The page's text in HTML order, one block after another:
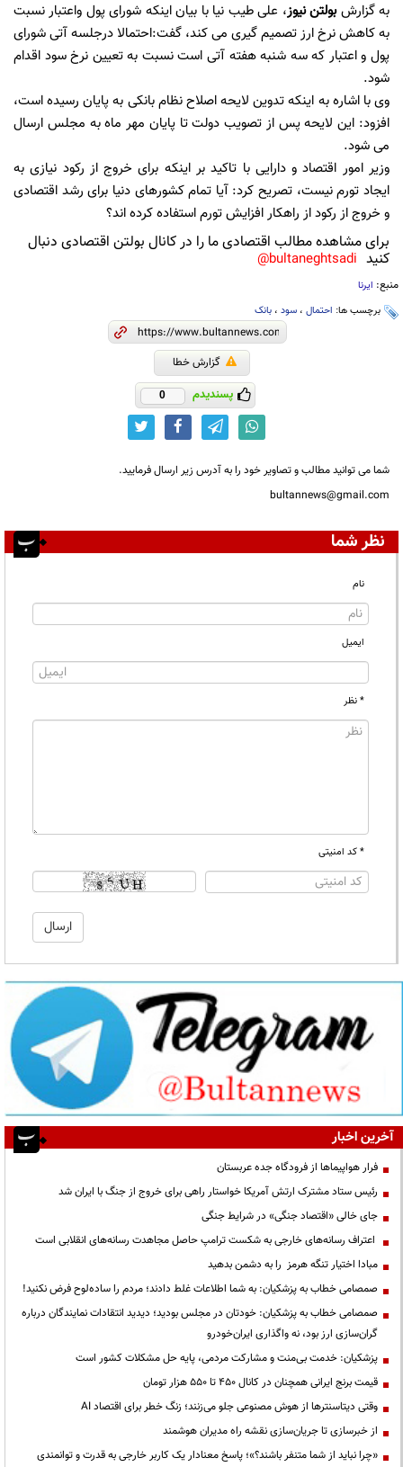
به گزارشبولتن نیوز، علی طیب نیا با بیان اینکه شورای پول واعتبار نسبت
به کاهش نرخ ارز تصمیم گیری می کند، گفت:احتمالا درجلسه آتی شورای
پول و اعتبار که سه شنبه هفته آتی است نسبت به تعیین نرخ سود اقدام
شود.
وی با اشاره به اینکه تدوین لایحه اصلاح نظام بانکی به پایان رسیده است،
افزود: این لایحه پس از تصویب دولت تا پایان مهر ماه به مجلس ارسال
می شود.
وزیر امور اقتصاد و دارایی با تاکید بر اینکه برای خروج از رکود نیازی به
ایجاد تورم نیست، تصریح کرد: آیا تمام کشورهای دنیا برای رشد اقتصادی
و خروج از رکود از راهکار افزایش تورم استفاده کرده اند؟
برای مشاهده مطالب اقتصادی ما را در کانال بولتن اقتصادی دنبال
کنید bultaneghtsadi@
منبع: ایرنا
برچسب ها: احتمال ، سود ، بانک
گزارش خطا
پسندیدم 0
شما می توانید مطالب و تصاویر خود را به آدرس زیر ارسال فرمایید.
bultannews@gmail.com
نظر شما
نام
ایمیل
* نظر
* کد امنیتی
آخرین اخبار
فرار هواپیماها از فرودگاه جده عربستان
رئیس ستاد مشترک ارتش آمریکا خواستار راهی برای خروج از جنگ با ایران شد
جای خالی «اقتصاد جنگی» در شرایط جنگی
اعتراف رسانه‌های خارجی به شکست ترامپ حاصل مجاهدت رسانه‌های انقلابی است
مبادا اختیار تنگه هرمز را به دشمن بدهید
صمصامی خطاب به پزشکیان: به شما اطلاعات غلط دادند؛ مردم را ساده‌لوح فرض نکنید!
صمصامی خطاب به پزشکیان: خودتان در مجلس بودید؛ دیدید انتقادات نمایندگان درباره
گران‌سازی ارز بود، نه واگذاری ایران‌خودرو
پزشکیان: خدمت بی‌منت و مشارکت مردمی، پایه حل مشکلات کشور است
قیمت‌ برنج ایرانی همچنان در کانال ۴۵۰ تا ۵۵۰ هزار تومان
وقتی دیتاسنترها از هوش مصنوعی جلو می‌زنند؛ زنگ خطر برای اقتصاد AI
از خبرسازی تا جریان‌سازی نقشه راه مدیران هوشمند
«چرا نباید از شما متنفر باشند؟»؛ پاسخ معنادار یک کاربر خارجی به قدرت و توانمندی